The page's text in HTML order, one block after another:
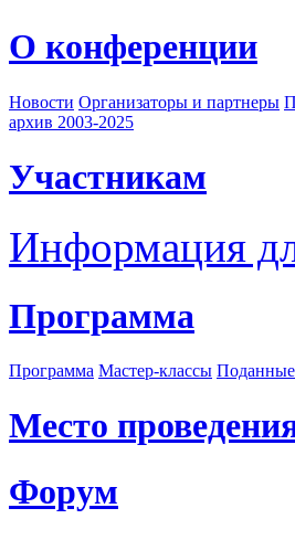
О конференции
Новости Организаторы и партнеры
архив 2003-2025
Участникам
Информация
Программа
Программа Мастер-классы
Место
Форум